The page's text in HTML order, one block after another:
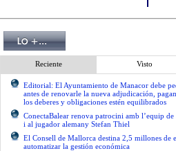
Reciente Visto
Editorial: El Ayuntamiento de Manacor debe
antes de renovarle la nueva adjudicación,
los deberes y obligaciones estén equilibrados
ConectaBalear renova patrocini amb l’equip
i al jugador alemany Stefan Thiel
El Consell de Mallorca destina 2,5 millones de
automatizar la gestión económica